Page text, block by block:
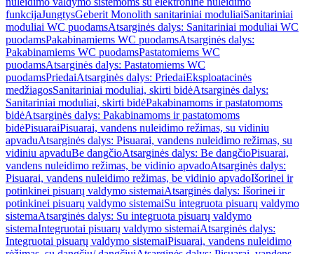
funkcijaJungtysGeberit Monolith sanitariniai moduliaiSanitariniai
moduliai WC puodamsAtsarginės dalys: Sanitariniai moduliai WC
puodamsPakabinamiems WC puodamsAtsarginės dalys:
Pakabinamiems WC puodamsPastatomiems WC
puodamsAtsarginės dalys: Pastatomiems WC
puodamsPriedaiAtsarginės dalys: PriedaiEksploatacinės
medžiagosSanitariniai moduliai, skirti bidėAtsarginės dalys:
Sanitariniai moduliai, skirti bidėPakabinamoms ir pastatomoms
bidėAtsarginės dalys: Pakabinamoms ir pastatomoms
bidėPisuaraiPisuarai, vandens nuleidimo režimas, su vidiniu
apvaduAtsarginės dalys: Pisuarai, vandens nuleidimo režimas, su
vidiniu apvaduBe dangčioAtsarginės dalys: Be dangčioPisuarai,
vandens nuleidimo režimas, be vidinio apvadoAtsarginės dalys:
Pisuarai, vandens nuleidimo režimas, be vidinio apvadoIšorinei ir
potinkinei pisuarų valdymo sistemaiAtsarginės dalys: Išorinei ir
potinkinei pisuarų valdymo sistemaiSu integruota pisuarų valdymo
sistemaAtsarginės dalys: Su integruota pisuarų valdymo
sistemaIntegruotai pisuarų valdymo sistemaiAtsarginės dalys:
Integruotai pisuarų valdymo sistemaiPisuarai, vandens nuleidimo